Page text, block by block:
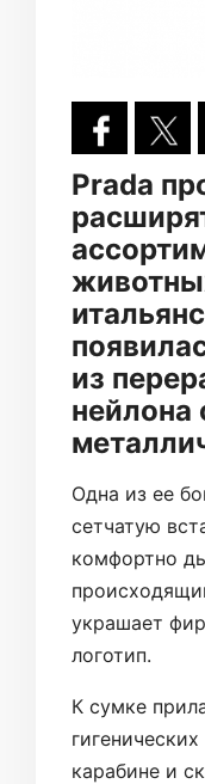
Prada
из
Одна из ее
сетчатую
комфортно
украшает
логотип.
К сумке
карабине и